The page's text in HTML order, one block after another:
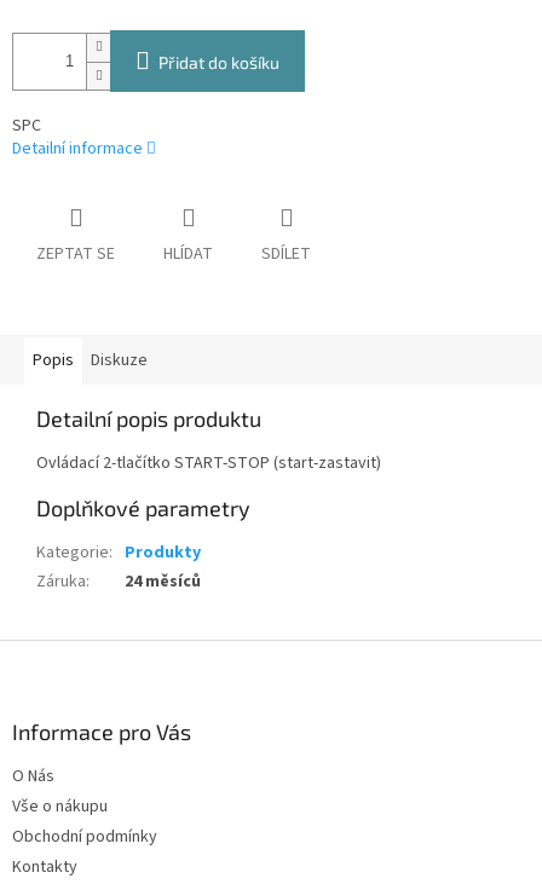
Přidat do košíku
SPC
Detailní informace
ZEPTAT SE HLÍDAT SDÍLET
Popis Diskuze
Detailní popis produktu
Ovládací 2-tlačítko START-STOP (start-zastavit)
Doplňkové parametry
Kategorie: Produkty
Záruka: 24 měsíců
Informace pro Vás
O Nás
Vše o nákupu
Obchodní podmínky
Kontakty